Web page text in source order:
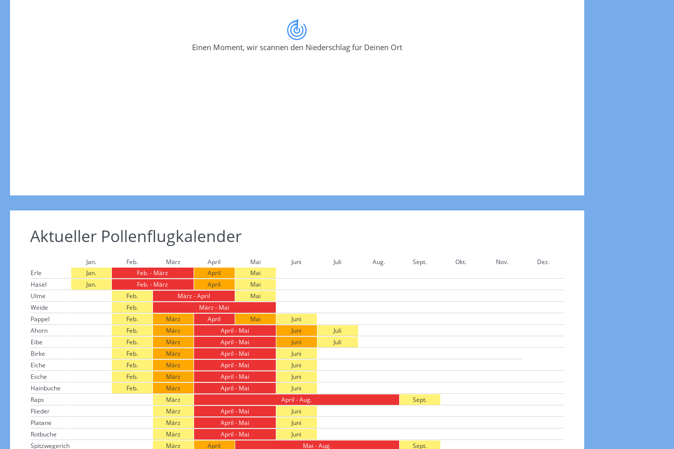
Einen Moment, wir scannen den Niederschlag für Deinen Ort
Aktueller Pollenflugkalender
Jan. Feb. März April Mai Juni Juli Aug. Sept. Okt. Nov.
Dez.
Erle
Jan. Feb. - März April
Mai
Hasel
Jan. Feb. - März April
Mai
Ulme
Feb. März - April
Mai
Weide
Feb.
März - Mai
Pappel
Feb. März April Mai
Juni
Ahorn
Feb. März April - Mai Juni
Juli
Eibe
Feb. März April - Mai Juni
Juli
Birke
Feb. März April - Mai
Juni
Eiche
Feb. März April - Mai
Juni
Esche
Feb. März April - Mai
Juni
Hainbuche
Feb. März April - Mai
Juni
Raps
März April - Aug.
Sept.
Flieder
März April - Mai
Juni
Platane
März April - Mai
Juni
Rotbuche
März April - Mai
Juni
Spitzwegerich
März April Mai - Aug. Sept.